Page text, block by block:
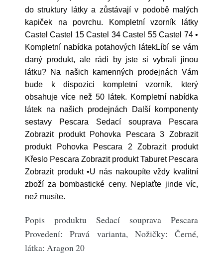
do struktury látky a zůstávají v podobě malých
kapiček na povrchu. Kompletní vzorník látky
Castel Castel 15 Castel 34 Castel 55 Castel 74 •
Kompletní nabídka potahových látekLíbí se vám
daný produkt, ale rádi by jste si vybrali jinou
látku? Na našich kamenných prodejnách Vám
bude k dispozici kompletní vzorník, který
obsahuje více než 50 látek. Kompletní nabídka
látek na našich prodejnách Další komponenty
sestavy Pescara Sedací souprava Pescara
Zobrazit produkt Pohovka Pescara 3 Zobrazit
produkt Pohovka Pescara 2 Zobrazit produkt
Křeslo Pescara Zobrazit produkt Taburet Pescara
Zobrazit produkt •U nás nakoupíte vždy kvalitní
zboží za bombastické ceny. Neplaťte jinde víc,
než musíte.
Popis produktu Sedací souprava Pescara
Provedení: Pravá varianta, Nožičky: Černé,
látka: Aragon 20